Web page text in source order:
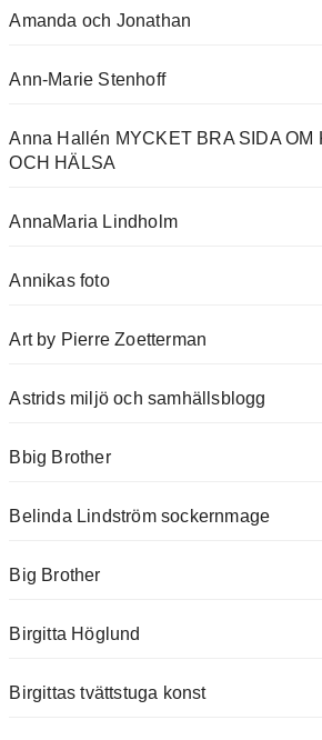
Amanda och Jonathan
Ann-Marie Stenhoff
Anna Hallén MYCKET BRA SIDA OM
OCH HÄLSA
AnnaMaria Lindholm
Annikas foto
Art by Pierre Zoetterman
Astrids miljö och samhällsblogg
Bbig Brother
Belinda Lindström sockernmage
Big Brother
Birgitta Höglund
Birgittas tvättstuga konst